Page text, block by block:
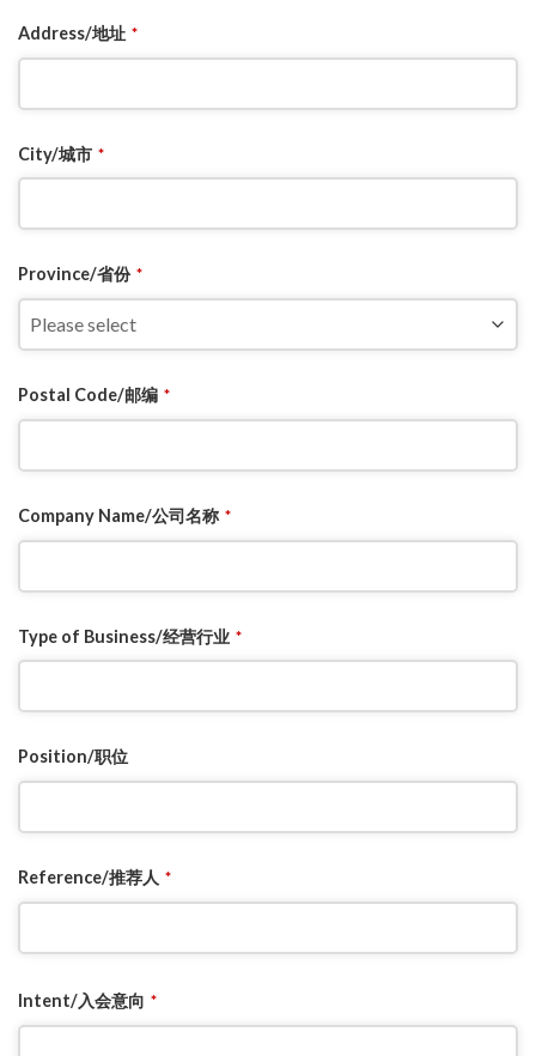
Address/地址 *
City/城市 *
Province/省份 *
Postal Code/邮编 *
Company Name/公司名称 *
Type of Business/经营行业 *
Position/职位
Reference/推荐人 *
Intent/入会意向 *